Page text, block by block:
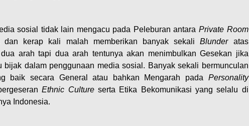
sosial tidak lain mengacu pada Peleburan antara Private Room
dan kerap kali malah memberikan banyak sekaliBlunderatas
arah tapi dua arah tentunya akan menimbulkan Gesekan jika
dalam penggunaan media sosial. Banyak sekali bermunculan
baik secara General atau bahkan Mengarah pada Personality
Ethnic Cultureserta Etika Bekomunikasi yang selalu di
Indonesia.